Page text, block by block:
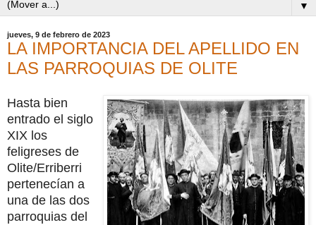
▼
jueves, 9 de febrero de 2023
LA IMPORTANCIA DEL APELLIDO EN
LAS PARROQUIAS DE OLITE
Hasta bien
entrado el siglo
XIX los
feligreses de
Olite/Erriberri
pertenecían a
una de las dos
parroquias del